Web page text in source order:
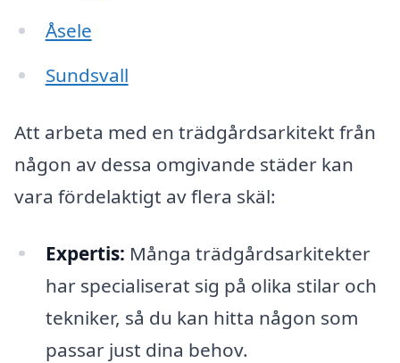
Åsele
Sundsvall
Att arbeta med en trädgårdsarkitekt från
någon av dessa omgivande städer kan
vara fördelaktigt av flera skäl:
Expertis: Många trädgårdsarkitekter
har specialiserat sig på olika stilar och
tekniker, så du kan hitta någon som
passar just dina behov.